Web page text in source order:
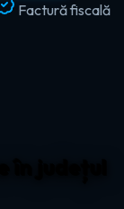
Factură fiscală